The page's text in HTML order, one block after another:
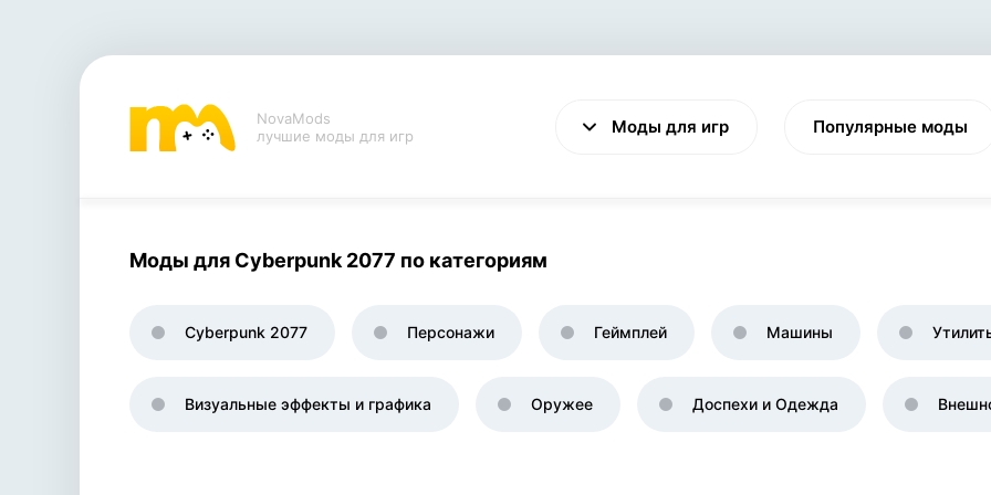
NovaMods
лучшие моды для игр
Моды для игр
VALHEIM CYBERPUNK 2077
Популярные моды
Моды для Cyberpunk 2077 по категориям
Cyberpunk 2077 Персонажи Геймплей Машины
Визуальные эффекты и графика Оружее Доспехи и Одежда